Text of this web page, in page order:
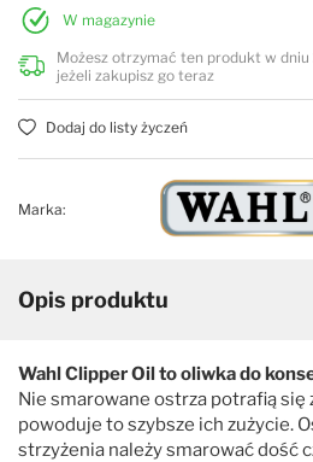
W magazynie
Możesz otrzymać ten produkt w dniu
jeżeli zakupisz go teraz
Dodaj do listy życzeń
Marka:
Opis produktu
Wahl Clipper Oil to oliwka do
Nie smarowane ostrza potrafią się
powoduje to szybsze ich zużycie.
strzyżenia należy smarować dość